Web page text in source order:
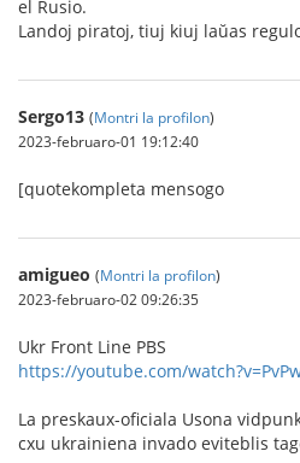
el Rusio.
Landoj piratoj, tiuj kiuj laŭas
Sergo13 (Montri la profilon)
2023-februaro-01 19:12:40
[quotekompleta mensogo
amigueo (Montri la profilon)
2023-februaro-02 09:26:35
Ukr Front Line PBS
https://youtube.com/
La preskaux-oficiala Usona
cxu ukrainiena invado eviteblis